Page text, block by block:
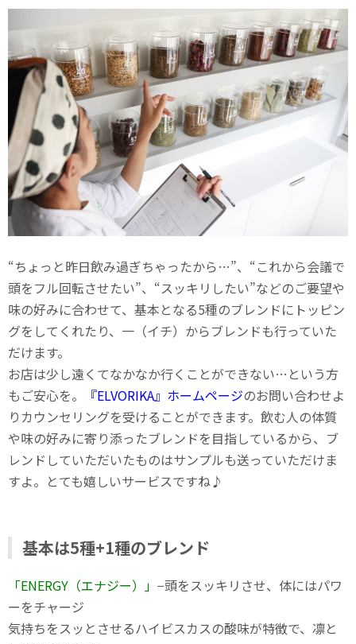
“ちょっと昨日飲み過ぎちゃったから…”、“これから会議で
頭をフル回転させたい”、“スッキリしたい”などのご要望や
味の好みに合わせて、基本となる5種のブレンドにトッピン
グをしてくれたり、一（イチ）からブレンドも行っていた
だけます。
お店は少し遠くてなかなか行くことができない…という方
もご安心を。
『ELVORIKA』ホームページのお問い合わせよ
りカウンセリングを受けることができます。飲む人の体質
や味の好みに寄り添ったブレンドを目指しているから、ブ
レンドしていただいたものはサンプルも送っていただけま
すよ。とても嬉しいサービスですね♪
基本は5種+1種のブレンド
「ENERGY（エナジー）」 −頭をスッキリさせ、体にはパワ
ーをチャージ
気持ちをスッとさせるハイビスカスの酸味が特徴で、凛と